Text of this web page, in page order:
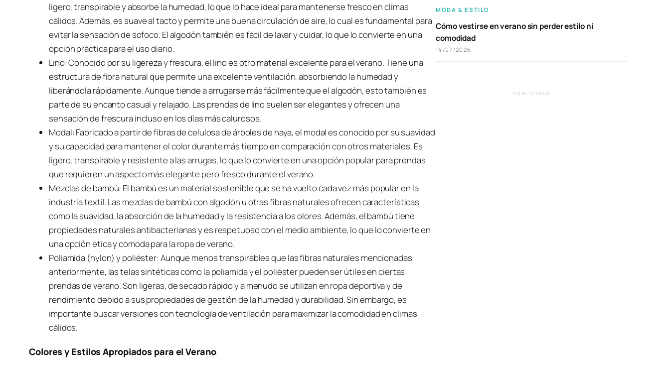
ligero, transpirable y absorbe la humedad, lo que lo hace ideal para mantenerse fresco en climas
cálidos. Además, es suave al tacto y permite una buena circulación de aire, lo cual es fundamental para
evitar la sensación de sofoco. El algodón también es fácil de lavar y cuidar, lo que lo convierte en una
opción práctica para el uso diario.
Lino: Conocido por su ligereza y frescura, el lino es otro material excelente para el verano. Tiene una
estructura de fibra natural que permite una excelente ventilación, absorbiendo la humedad y
liberándola rápidamente. Aunque tiende a arrugarse más fácilmente que el algodón, esto también es
parte de su encanto casual y relajado. Las prendas de lino suelen ser elegantes y ofrecen una
sensación de frescura incluso en los días más calurosos.
Modal: Fabricado a partir de fibras de celulosa de árboles de haya, el modal es conocido por su suavidad
y su capacidad para mantener el color durante más tiempo en comparación con otros materiales. Es
ligero, transpirable y resistente a las arrugas, lo que lo convierte en una opción popular para prendas
que requieren un aspecto más elegante pero fresco durante el verano.
Mezclas de bambú: El bambú es un material sostenible que se ha vuelto cada vez más popular en la
industria textil. Las mezclas de bambú con algodón u otras fibras naturales ofrecen características
como la suavidad, la absorción de la humedad y la resistencia a los olores. Además, el bambú tiene
propiedades naturales antibacterianas y es respetuoso con el medio ambiente, lo que lo convierte en
una opción ética y cómoda para la ropa de verano.
Poliamida (nylon) y poliéster: Aunque menos transpirables que las fibras naturales mencionadas
anteriormente, las telas sintéticas como la poliamida y el poliéster pueden ser útiles en ciertas
prendas de verano. Son ligeras, de secado rápido y a menudo se utilizan en ropa deportiva y de
rendimiento debido a sus propiedades de gestión de la humedad y durabilidad. Sin embargo, es
importante buscar versiones con tecnología de ventilación para maximizar la comodidad en climas
cálidos.
Colores y Estilos Apropiados para el Verano
MODA & ESTILO
Cómo vestirse en verano sin perder estilo ni
comodidad
14/07/2026
PUBLICIDAD